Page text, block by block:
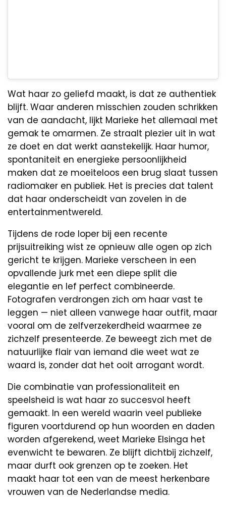
Wat haar zo geliefd maakt, is dat ze authentiek
blijft. Waar anderen misschien zouden schrikken
van de aandacht, lijkt Marieke het allemaal met
gemak te omarmen. Ze straalt plezier uit in wat
ze doet en dat werkt aanstekelijk. Haar humor,
spontaniteit en energieke persoonlijkheid
maken dat ze moeiteloos een brug slaat tussen
radiomaker en publiek. Het is precies dat talent
dat haar onderscheidt van zovelen in de
entertainmentwereld.
Tijdens de rode loper bij een recente
prijsuitreiking wist ze opnieuw alle ogen op zich
gericht te krijgen. Marieke verscheen in een
opvallende jurk met een diepe split die
elegantie en lef perfect combineerde.
Fotografen verdrongen zich om haar vast te
leggen — niet alleen vanwege haar outfit, maar
vooral om de zelfverzekerdheid waarmee ze
zichzelf presenteerde. Ze beweegt zich met de
natuurlijke flair van iemand die weet wat ze
waard is, zonder dat het ooit arrogant wordt.
Die combinatie van professionaliteit en
speelsheid is wat haar zo succesvol heeft
gemaakt. In een wereld waarin veel publieke
figuren voortdurend op hun woorden en daden
worden afgerekend, weet Marieke Elsinga het
evenwicht te bewaren. Ze blijft dichtbij zichzelf,
maar durft ook grenzen op te zoeken. Het
maakt haar tot een van de meest herkenbare
vrouwen van de Nederlandse media.